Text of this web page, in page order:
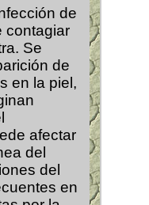
de
contagiar
Se
de
en la piel,
afectar
del
del
en